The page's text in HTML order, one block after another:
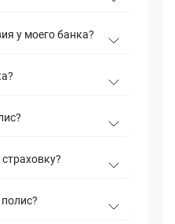
у моего банка?